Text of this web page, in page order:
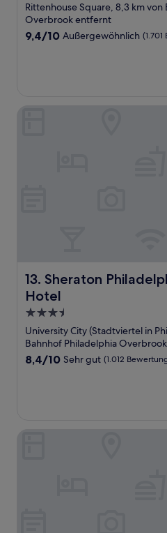
Sterne-
Unterkunft
Rittenhouse Square, 8,3 km
Overbrook entfernt
9.4
9,4/10 Außergewöhnlich
13. Sheraton
Hotel
Sheraton Philadelphia
3.5-
Sterne-
Unterkunft
University City (Stadtviertel in
Bahnhof Philadelphia
8.4
Bewertungen)
8,4/10 Sehr gut (1.012